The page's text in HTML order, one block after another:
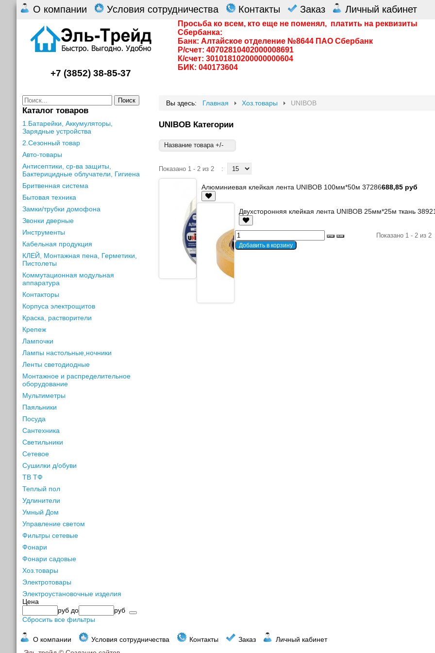
О компании Условия сотрудничества Контакты Заказ Личный кабинет
Просьба ко всем, кто еще не поменял, платить на реквизиты
Сбербанка:
Банк: Алтайское отделение №8644 ПАО Сбербанк
Р/счет: 40702810402000008691
К/счет: 30101810200000000604
БИК: 040173604
+7 (3852) 38-85-37
Поиск
Каталог товаров
1.Батарейки, Аккумуляторы,
Зарядные устройства
2.Сезонный товар
Авто-товары
Антисептики, ср-ва защиты,
Бактерицидные облучатели, Гигиена
Бритвенная система
Бытовая техника
Замки/трубки домофона
Звонки дверные
Инструменты
Кабельная продукция
КЛЕЙ, Монтажная пена, Герметики,
Пистолеты
Коммутационная модульная
аппаратура
Контакторы
Корпуса электрощитов
Краска, растворители
Крепеж
Лампочки
Лампы настольные,ночники
Ленты светодиодные
Монтажное и распределительное
оборудование
Мультиметры
Паяльники
Посуда
Сантехника
Светильники
Сетевое
Сушилки д/обуви
ТВ ТФ
Теплый пол
Удлинители
Умный Дом
Управление светом
Фильтры сетевые
Фонари
Фонари садовые
Хоз.товары
Электротовары
Электроустановочные изделия
Цена
руб до
руб
Сбросить все фильтры
Вы здесь: Главная Хоз.товары UNIBOB
UNIBOB Категории
Название товара +/-
Показано 1 - 2 из 2 :
Алюминиевая клейкая лента UNIBOB 100мм*50м 37286688,85 руб
Двухсторонняя клейкая лента UNIBOB 25мм*25м ткань
Показано 1 - 2 из 2
О компании Условия сотрудничества Контакты Заказ
Личный кабинет